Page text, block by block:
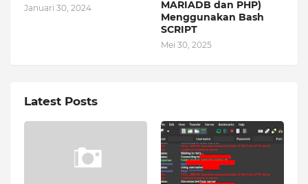
Januari 30, 2024
MARIADB dan PHP)
Menggunakan Bash
SCRIPT
Mei 30, 2025
Latest Posts